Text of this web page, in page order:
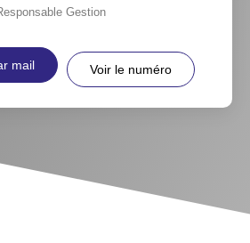
Gestion
mail Voir le numéro